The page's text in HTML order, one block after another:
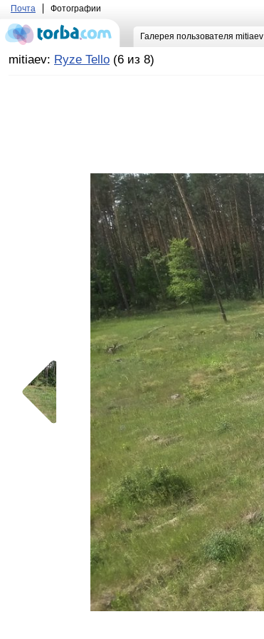
Почта Фотографии
Галерея пользователя mitiaev
mitiaev: Ryze Tello (6 из 8)